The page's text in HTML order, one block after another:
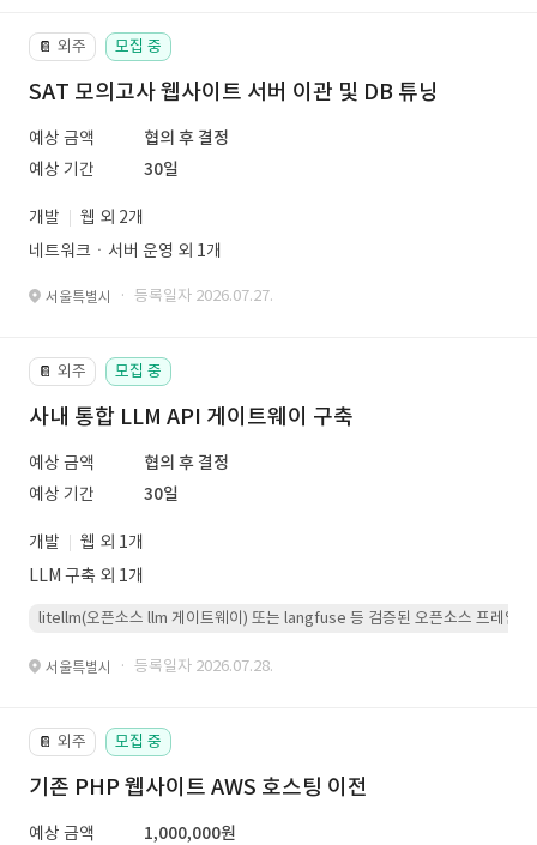
📔 외주 모집 중
SAT 모의고사 웹사이트 서버 이관 및 DB 튜닝
예상 금액
협의 후 결정
예상 기간
30일
개발
웹 외 2개
네트워크ㆍ서버 운영 외 1개
서울특별시 · 등록일자 2026.07.27.
📔 외주 모집 중
사내 통합 LLM API 게이트웨이 구축
예상 금액
협의 후 결정
예상 기간
30일
개발
웹 외 1개
LLM 구축 외 1개
litellm(오픈소스 llm 게이트웨이) 또는 langfuse 등 검증된 오픈소스 프레임워
서울특별시 · 등록일자 2026.07.28.
📔 외주 모집 중
기존 PHP 웹사이트 AWS 호스팅 이전
예상 금액
1,000,000원